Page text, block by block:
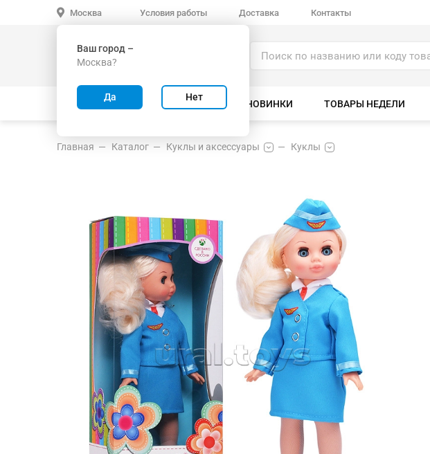
Москва
Ваш город –
Москва?
Да Нет
Условия работы Доставка Контакты
ВСЕ ТОВАРЫ ВЕЛОСИПЕДЫ НОВИНКИ ТОВАРЫ НЕДЕЛИ
Главная Каталог Куклы и аксессуары Куклы